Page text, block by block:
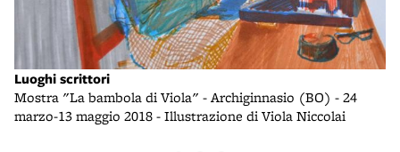
Luoghi scrittori
Mostra "La bambola di Viola" - Archiginnasio (BO) - 24
marzo-13 maggio 2018 - Illustrazione di Viola Niccolai